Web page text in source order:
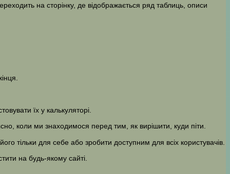
на сторінку, де відображається ряд таблиць, описи
їх у калькуляторі.
коли ми знаходимося перед тим, як вирішити, куди піти.
тільки для себе або зробити доступним для всіх користувачів.
на будь-якому сайті.